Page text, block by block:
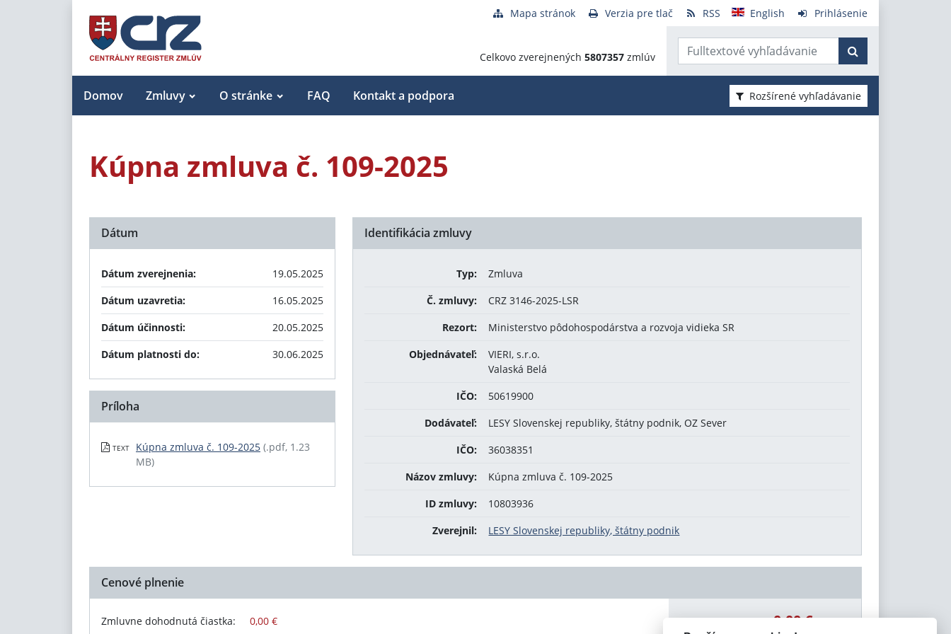
Mapa stránok Verzia pre tlač RSS English Prihlásenie
Celkovo zverejnených 5807357 zmlúv
Domov Zmluvy O stránke FAQ Kontakt a podpora Rozšírené vyhľadávanie
Kúpna zmluva č. 109-2025
Identifikácia zmluvy
Typ:
Zmluva
Č. zmluvy:
CRZ 3146-2025-LSR
Rezort:
Ministerstvo pôdohospodárstva a rozvoja vidieka SR
Objednávateľ:
VIERI, s.r.o.
Valaská Belá
IČO:
50619900
Dodávateľ:
LESY Slovenskej republiky, štátny podnik, OZ Sever
IČO:
36038351
Názov zmluvy:
Kúpna zmluva č. 109-2025
ID zmluvy:
10803936
Zverejnil:
LESY Slovenskej republiky, štátny podnik
Dátum
Dátum zverejnenia:
19.05.2025
Dátum uzavretia:
16.05.2025
Dátum účinnosti:
20.05.2025
Dátum platnosti do:
30.06.2025
Príloha
TEXT Kúpna zmluva č. 109-2025 (.pdf, 1.23
MB)
Cenové plnenie
Zmluvne dohodnutá čiastka: 0,00 € Celková čiastka: 0,00 €